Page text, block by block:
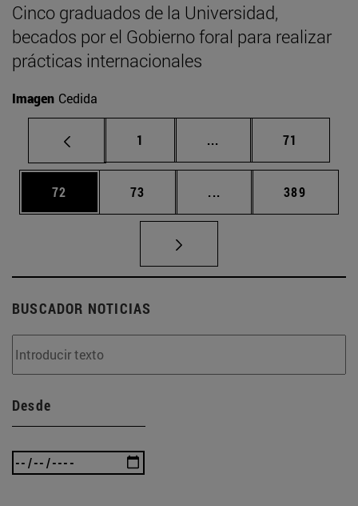
Cinco graduados de la Universidad,
becados por el Gobierno foral para realizar
prácticas internacionales
Imagen Cedida
Página
1 ... Páginas intermedias
Página
71
Página
72 Página
73 ... Páginas intermedias
Página
389
BUSCADOR NOTICIAS
Desde